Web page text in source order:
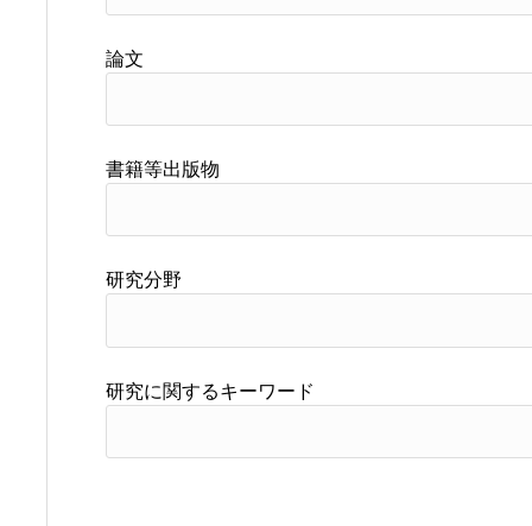
論文
書籍等出版物
研究分野
研究に関するキーワード